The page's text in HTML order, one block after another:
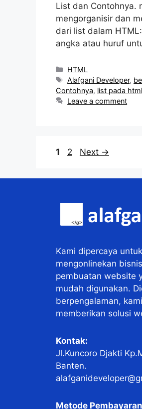
List dan Contohnya.
mengorganisir dan
dari list dalam
angka atau huruf
Categories
HTML
Tags
Alafgani Developer,
Contohnya, list pada html
Leave a comment
Page
1 Page
2 Next →
Kami dipercaya
mengonlinekan
pembuatan website
mudah digunakan.
berpengalaman,
memberikan solusi
Kontak:
Jl.Kuncoro Djakti
Banten.
Metode Pembayaran